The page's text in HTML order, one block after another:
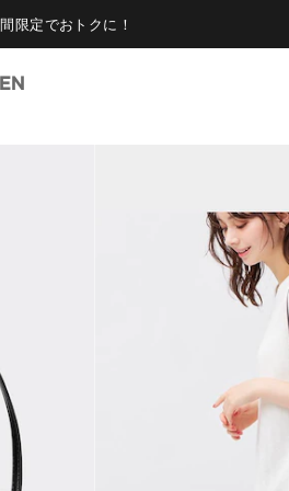
限定でおトクに！